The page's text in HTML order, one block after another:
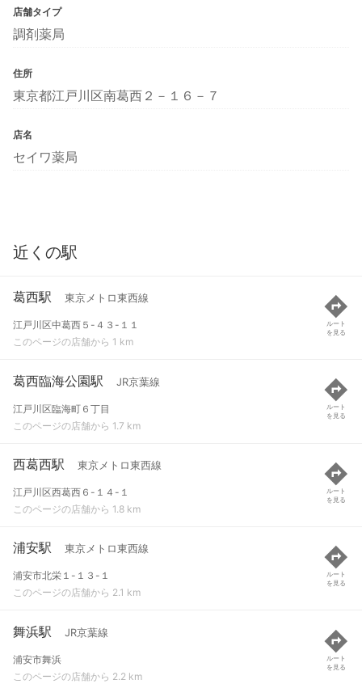
店舗タイプ
調剤薬局
住所
東京都江戸川区南葛西２－１６－７
店名
セイワ薬局
近くの駅
葛西駅 東京メトロ東西線
江戸川区中葛西５-４３-１１
このページの店舗から 1 km
ルート
を見る
葛西臨海公園駅 JR京葉線
江戸川区臨海町６丁目
このページの店舗から 1.7 km
ルート
を見る
西葛西駅 東京メトロ東西線
江戸川区西葛西６-１４-１
このページの店舗から 1.8 km
ルート
を見る
浦安駅 東京メトロ東西線
浦安市北栄１-１３-１
このページの店舗から 2.1 km
ルート
を見る
舞浜駅 JR京葉線
浦安市舞浜
このページの店舗から 2.2 km
ルート
を見る